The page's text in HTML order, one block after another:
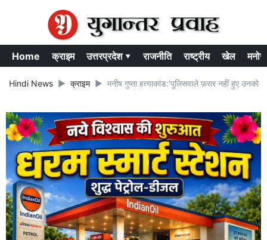
Home क्राइम उत्तरप्रदेश ▾ राजनीति राष्ट्रीय खेल
Hindi News क्राइम मनीष गुप्ता हत्याकांड:'पुलिसवाले फ़रार नहीं हुए उनको